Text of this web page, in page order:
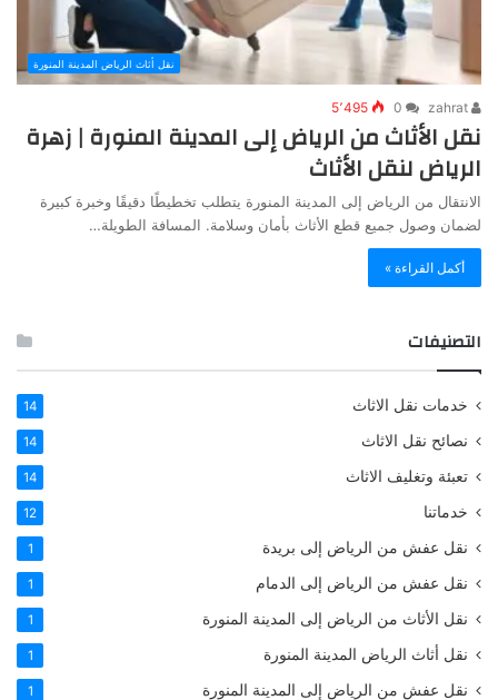
نقل أثاث الرياض المدينة المنورة
0 5٬495
نقل الأثاث من الرياض إلى المدينة المنورة | زهرة
الرياض لنقل الأثاث
الانتقال من الرياض إلى المدينة المنورة يتطلب تخطيطًا دقيقًا وخبرة كبيرة
لضمان وصول جميع قطع الأثاث بأمان وسلامة. المسافة الطويلة…
أكمل القراءة »
التصنيفات
خدمات نقل الاثاث 14
نصائح نقل الاثاث 14
تعبئة وتغليف الاثاث 14
خدماتنا 12
نقل عفش من الرياض إلى بريدة 1
نقل عفش من الرياض إلى الدمام 1
نقل الأثاث من الرياض إلى المدينة المنورة 1
نقل أثاث الرياض المدينة المنورة 1
نقل عفش من الرياض إلى المدينة المنورة 1